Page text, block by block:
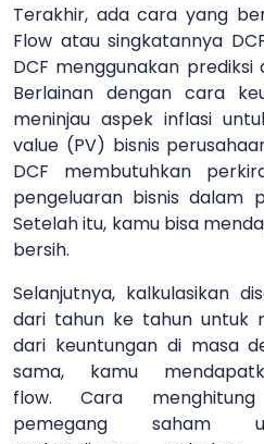
Terakhir, ada cara yang
Flow atau singkatannya
DCF menggunakan
Berlainan dengan cara
meninjau aspek inflasi
value (PV) bisnis
DCF membutuhkan
pengeluaran bisnis dalam
Setelah itu, kamu bisa
bersih.
Selanjutnya, kalkulasikan
dari tahun ke tahun untuk
dari keuntungan di masa
sama, kamu
flow.Cara
pemegang saham